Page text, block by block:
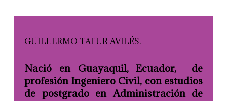
GUILLERMO TAFUR AVILÉS.
Nació en Guayaquil, Ecuador, de
profesión Ingeniero Civil, con estudios
de postgrado en Administración de